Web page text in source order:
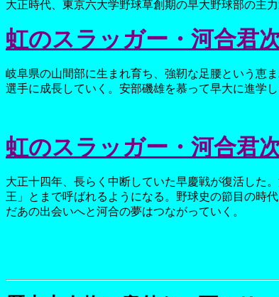
大正時代、東京六大学野球草創期の早大野球部の主
虹のスラッガー・河合君次
岐阜県の山間部に生まれ育ち、強靭な足腰という恵
選手に成長していく。安部磯雄を慕って早大に進学
虹のスラッガー・河合君次
大正十四年、長らく中断していた早慶戦が復活した
王」とまで呼ばれるようになる。野球史の節目の時
だあの出会いへと河合の夢はつながっていく。